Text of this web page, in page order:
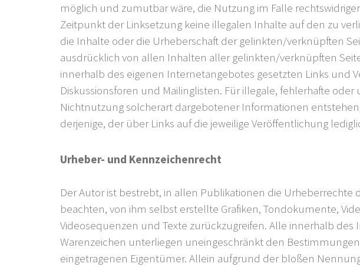
möglich und zumutbar wäre, die Nutzung im Falle
Zeitpunkt der Linksetzung keine illegalen Inhalte auf den zu
die Inhalte oder die Urheberschaft der gelinkten/verknüpften
ausdrücklich von allen Inhalten aller gelinkten/verknüpften
innerhalb des eigenen Internetangebotes gesetzten Links und
Diskussionsforen und Mailinglisten. Für illegale, fehlerhafte
Nichtnutzung solcherart dargebotener Informationen
derjenige, der über Links auf die jeweilige Veröffentlichung
Urheber- und Kennzeichenrecht
Der Autor ist bestrebt, in allen Publikationen die
beachten, von ihm selbst erstellte Grafiken, Tondokumente,
Videosequenzen und Texte zurückzugreifen. Alle innerhalb
Warenzeichen unterliegen uneingeschränkt den
eingetragenen Eigentümer. Allein aufgrund der bloßen